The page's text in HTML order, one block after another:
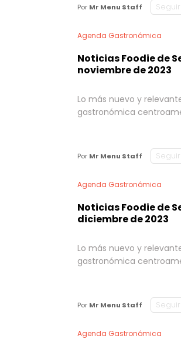
Por Mr Menu Staff Seguir
Agenda Gastronómica
Noticias Foodie de
noviembre de 2023
Lo más nuevo y
gastronómica
Por Mr Menu Staff Seguir
Agenda Gastronómica
Noticias Foodie de
diciembre de 2023
Lo más nuevo y
gastronómica
Por Mr Menu Staff Seguir
Agenda Gastronómica